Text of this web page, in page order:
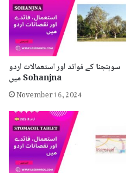
سوہنجنا کے فوائد اور استعمالات اردو
میں Sohanjna
November 16, 2024